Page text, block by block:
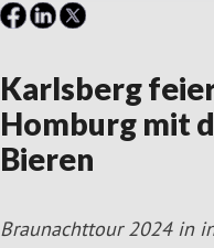
Karlsberg
Homburg mit
Bieren
Braunachttour 2024 in